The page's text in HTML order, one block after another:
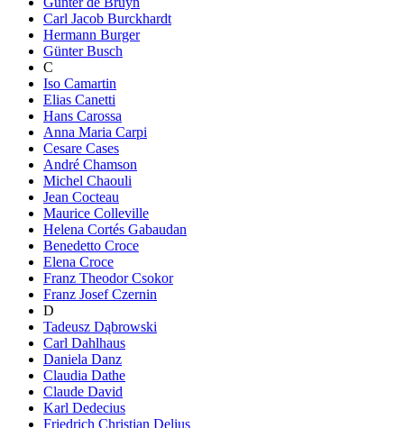
Carl Jacob Burckhardt
Hermann Burger
Günter Busch
C
Iso Camartin
Elias Canetti
Hans Carossa
Anna Maria Carpi
Cesare Cases
André Chamson
Michel Chaouli
Jean Cocteau
Maurice Colleville
Helena Cortés Gabaudan
Benedetto Croce
Elena Croce
Franz Theodor Csokor
Franz Josef Czernin
D
Tadeusz Dąbrowski
Carl Dahlhaus
Daniela Danz
Claudia Dathe
Claude David
Karl Dedecius
Friedrich Christian Delius